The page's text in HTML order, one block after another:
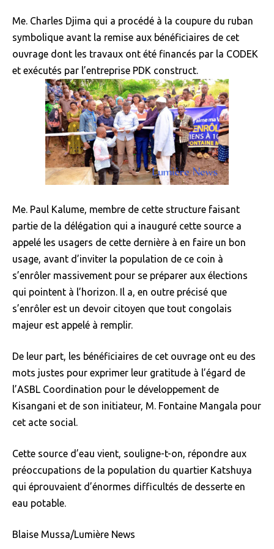
Me. Charles Djima qui a procédé à la coupure du ruban
symbolique avant la remise aux bénéficiaires de cet
ouvrage dont les travaux ont été financés par la CODEK
et exécutés par l’entreprise PDK construct.
Me. Paul Kalume, membre de cette structure faisant
partie de la délégation qui a inauguré cette source a
appelé les usagers de cette dernière à en faire un bon
usage, avant d’inviter la population de ce coin à
s’enrôler massivement pour se préparer aux élections
qui pointent à l’horizon. Il a, en outre précisé que
s’enrôler est un devoir citoyen que tout congolais
majeur est appelé à remplir.
De leur part, les bénéficiaires de cet ouvrage ont eu des
mots justes pour exprimer leur gratitude à l’égard de
l’ASBL Coordination pour le développement de
Kisangani et de son initiateur, M. Fontaine Mangala pour
cet acte social.
Cette source d’eau vient, souligne-t-on, répondre aux
préoccupations de la population du quartier Katshuya
qui éprouvaient d’énormes difficultés de desserte en
eau potable.
Blaise Mussa/Lumière News